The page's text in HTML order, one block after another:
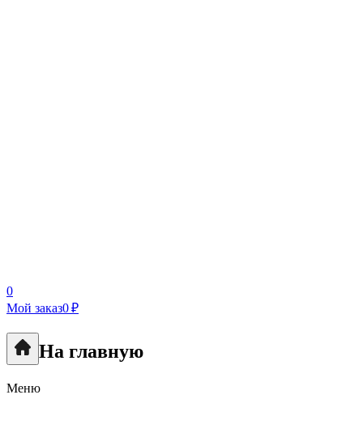
0
Мой заказ0 ₽
На главную
Меню